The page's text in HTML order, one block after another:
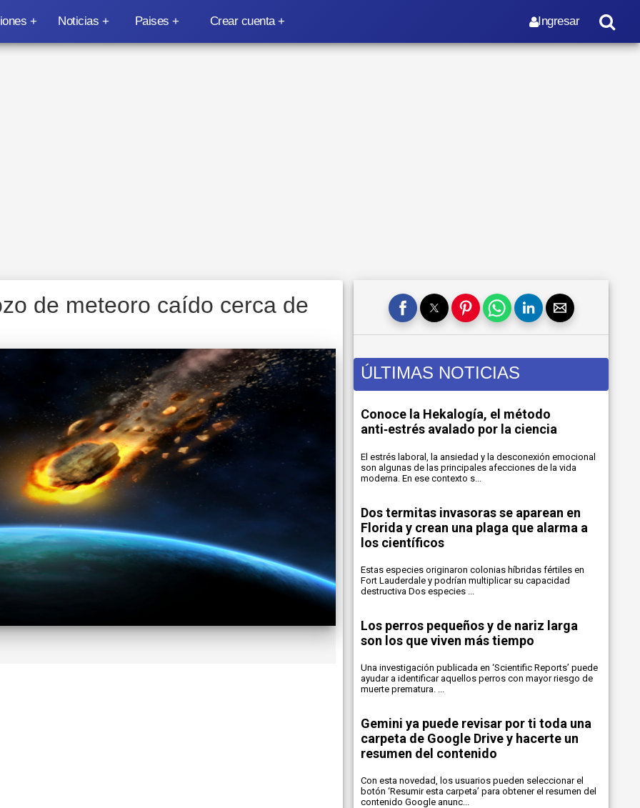
Noticias Paises Ingresar
Crear cuenta
de meteoro caído cerca de
ÚLTIMAS NOTICIAS
Conoce la Hekalogía, el método
anti‑estrés avalado por la ciencia
El estrés laboral, la ansiedad y la desconexión emocional
son algunas de las principales afecciones de la vida
moderna. En ese contexto s...
Dos termitas invasoras se aparean en
Florida y crean una plaga que alarma a
los científicos
Estas especies originaron colonias híbridas fértiles en
Fort Lauderdale y podrían multiplicar su capacidad
destructiva Dos especies ...
Los perros pequeños y de nariz larga
son los que viven más tiempo
Una investigación publicada en ‘Scientific Reports’ puede
ayudar a identificar aquellos perros con mayor riesgo de
muerte prematura. ...
Gemini ya puede revisar por ti toda una
carpeta de Google Drive y hacerte un
resumen del contenido
Con esta novedad, los usuarios pueden seleccionar el
botón ‘Resumir esta carpeta’ para obtener el resumen del
contenido Google anunc...